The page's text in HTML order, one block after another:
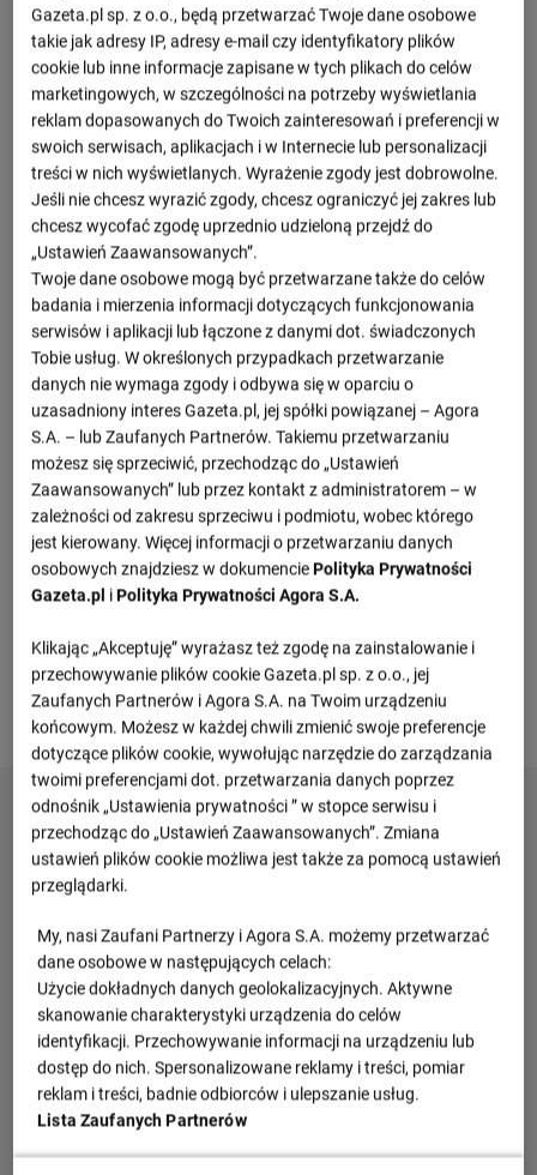
CSKA Moskwa 1 : 1
1 : 0
Dynamo Makhachkala 2 : 1
0 : 1
Lokomotiw Moskwa
Bałtika 2 : 1 Dynamo Moskwa
Zobacz więcej
Priemjer-Liga
M Pkt
1 Zenit St Petersburg 2
2 Spartak Moskwa 2
3 FK Krasnodar 2
4 Dynamo Makhachkala 2 6
Gazeta.pl sp. z o.o., będą przetwarzać Twoje dane osobowe
takie jak adresy IP, adresy e-mail czy identyfikatory plików
cookie lub inne informacje zapisane w tych plikach do celów
marketingowych, w szczególności na potrzeby wyświetlania
reklam dopasowanych do Twoich zainteresowań i preferencji w
swoich serwisach, aplikacjach i w Internecie lub personalizacji
treści w nich wyświetlanych. Wyrażenie zgody jest dobrowolne.
Jeśli nie chcesz wyrazić zgody, chcesz ograniczyć jej zakres lub
chcesz wycofać zgodę uprzednio udzieloną przejdź do
„Ustawień Zaawansowanych”.
Twoje dane osobowe mogą być przetwarzane także do celów
badania i mierzenia informacji dotyczących funkcjonowania
serwisów i aplikacji lub łączone z danymi dot. świadczonych
Tobie usług. W określonych przypadkach przetwarzanie
danych nie wymaga zgody i odbywa się w oparciu o
uzasadniony interes Gazeta.pl, jej spółki powiązanej – Agora
S.A. – lub Zaufanych Partnerów. Takiemu przetwarzaniu
możesz się sprzeciwić, przechodząc do „Ustawień
Zaawansowanych” lub przez kontakt z administratorem – w
zależności od zakresu sprzeciwu i podmiotu, wobec którego
jest kierowany. Więcej informacji o przetwarzaniu danych
osobowych znajdziesz w dokumencie Polityka Prywatności
Gazeta.pl i Polityka Prywatności Agora S.A.
Klikając „Akceptuję” wyrażasz też zgodę na zainstalowanie i
przechowywanie plików cookie Gazeta.pl sp. z o.o., jej
Zaufanych Partnerów i Agora S.A. na Twoim urządzeniu
końcowym. Możesz w każdej chwili zmienić swoje preferencje
dotyczące plików cookie, wywołując narzędzie do zarządzania
twoimi preferencjami dot. przetwarzania danych poprzez
odnośnik „Ustawienia prywatności ” w stopce serwisu i
przechodząc do „Ustawień Zaawansowanych”. Zmiana
ustawień plików cookie możliwa jest także za pomocą ustawień
przeglądarki.
My, nasi Zaufani Partnerzy i Agora S.A. możemy przetwarzać
dane osobowe w następujących celach:
Użycie dokładnych danych geolokalizacyjnych. Aktywne
skanowanie charakterystyki urządzenia do celów
identyfikacji. Przechowywanie informacji na urządzeniu lub
dostęp do nich. Spersonalizowane reklamy i treści, pomiar
reklam i treści, badnie odbiorców i ulepszanie usług.
Lista Zaufanych Partnerów